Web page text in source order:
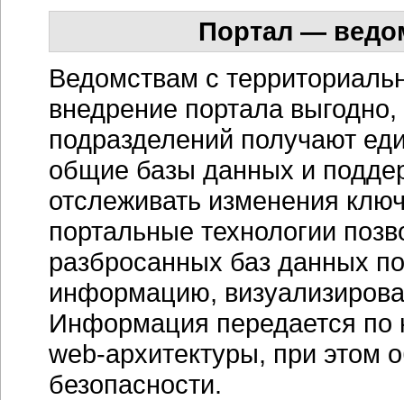
Портал —
Ведомствам с
внедрение портала
подразделений получают
общие базы данных и
отслеживать изменения
портальные технологии
разбросанных баз данных
информацию,
Информация передается по
web-архитектуры, при этом
безопасности.